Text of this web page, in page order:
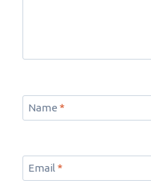
Name *
Email*